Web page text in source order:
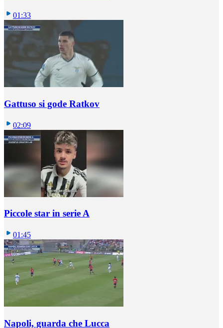
01:33
Gattuso si gode Ratkov
02:09
Piccole star in serie A
01:45
Napoli, guarda che Lucca